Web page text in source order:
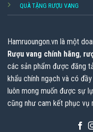
QUÀ TẶNG RƯỢU VANG
Hamruoungon.vn là một
Rượu vang chính hãng,
các sản phẩm được đăng
khẩu chính ngạch và có
luôn mong muốn được sự
cũng như cam kết phục vụ